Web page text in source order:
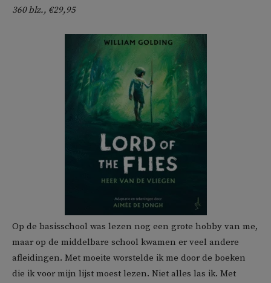
360 blz., €29,95
Op de basisschool was lezen nog een grote hobby van me,
maar op de middelbare school kwamen er veel andere
afleidingen. Met moeite worstelde ik me door de boeken
die ik voor mijn lijst moest lezen. Niet alles las ik. Met